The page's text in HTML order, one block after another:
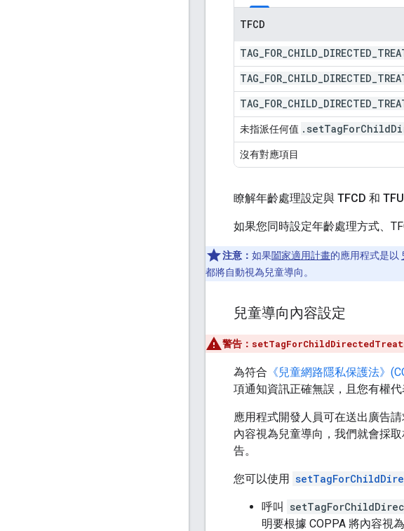
TFCD
TAG FOR CHILD DIRECTED
TAG FOR CHILD DIRECTED
TAG FOR CHILD DIRECTED
未指派任何值 . setTagForChild
沒有對應項目
瞭解年齡處理設定與 TFCD 和
如果您同時設定年齡處理方式、
注意： 如果闔家適用計畫的應用程式是以
都將自動視為兒童導向。
兒童導向內容設定
警告：
為符合 《兒童網路隱私保護法》
項通知資訊正確無誤，且您有權
應用程式開發人員可在送出廣告
內容視為兒童導向，我們就會採
告。
您可以使用
呼叫
明要根據 COPPA 將內容視